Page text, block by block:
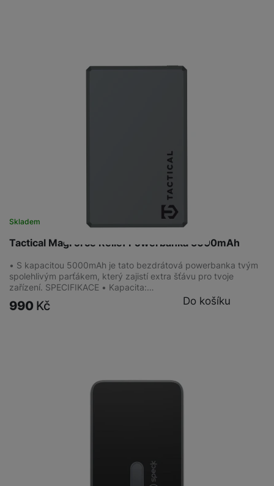
Tactical MagForce Relief Powerbanka 5000mAh
Skladem
• S kapacitou 5000mAh je tato bezdrátová powerbanka tvým
spolehlivým parťákem, který zajistí extra šťávu pro tvoje
zařízení. SPECIFIKACE • Kapacita:…
990 Kč Do košíku